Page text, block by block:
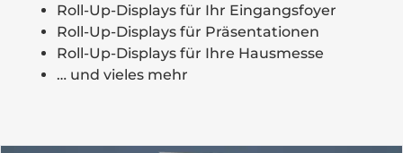
Roll-Up-Displays für Ihr Eingangsfoyer
Roll-Up-Displays für Präsentationen
Roll-Up-Displays für Ihre Hausmesse
… und vieles mehr